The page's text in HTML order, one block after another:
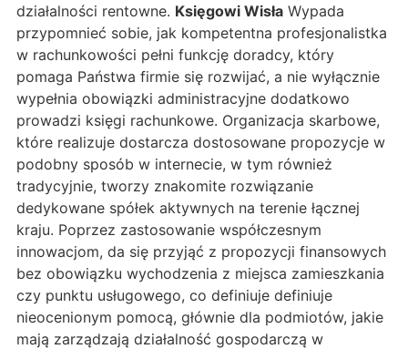
działalności rentowne. Księgowi Wisła Wypada
przypomnieć sobie, jak kompetentna profesjonalistka
w rachunkowości pełni funkcję doradcy, który
pomaga Państwa firmie się rozwijać, a nie wyłącznie
wypełnia obowiązki administracyjne dodatkowo
prowadzi księgi rachunkowe. Organizacja skarbowe,
które realizuje dostarcza dostosowane propozycje w
podobny sposób w internecie, w tym również
tradycyjnie, tworzy znakomite rozwiązanie
dedykowane spółek aktywnych na terenie łącznej
kraju. Poprzez zastosowanie współczesnym
innowacjom, da się przyjąć z propozycji finansowych
bez obowiązku wychodzenia z miejsca zamieszkania
czy punktu usługowego, co definiuje definiuje
nieocenionym pomocą, głównie dla podmiotów, jakie
mają zarządzają działalność gospodarczą w